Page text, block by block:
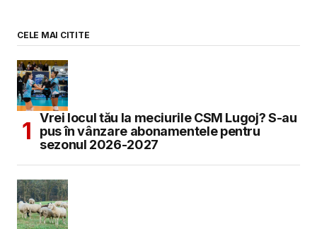
CELE MAI CITITE
Vrei locul tău la meciurile CSM Lugoj? S-au
pus în vânzare abonamentele pentru
sezonul 2026-2027